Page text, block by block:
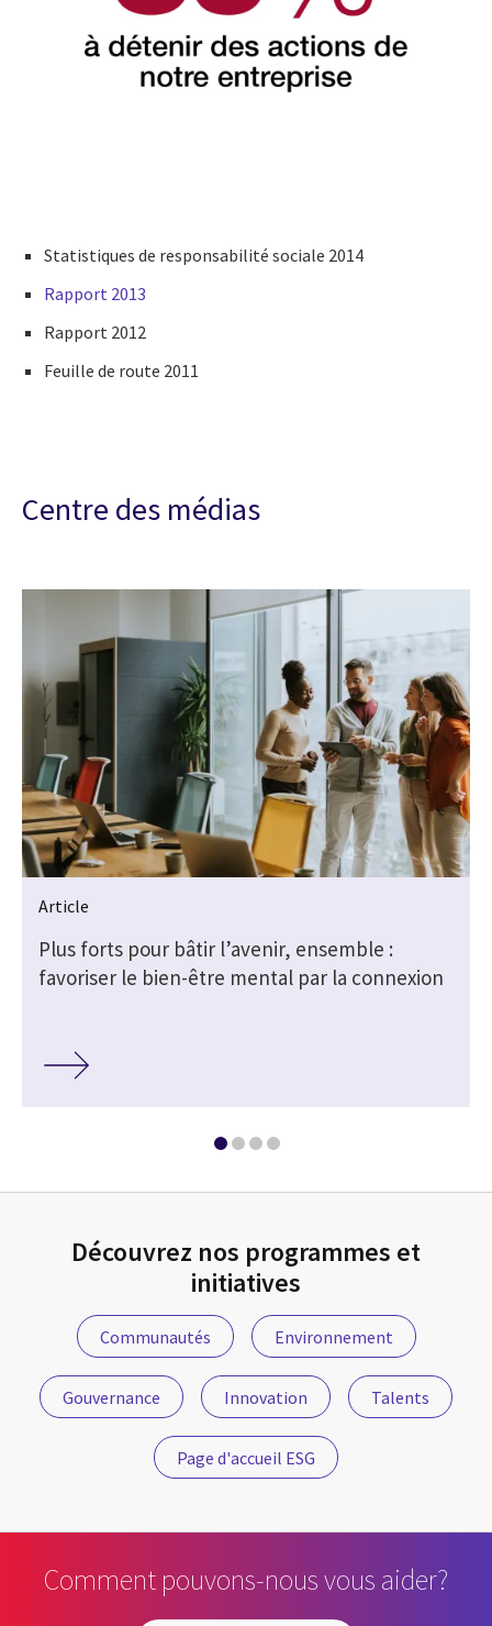
Statistiques de responsabilité sociale 2014
Rapport 2013
Rapport 2012
Feuille de route 2011
Centre des médias
Article
Plus forts pour bâtir l’avenir, ensemble :
favoriser le bien-être mental par la connexion
Découvrez nos programmes et
initiatives
Communautés Environnement
Gouvernance Innovation Talents
Page d'accueil ESG
Comment pouvons-nous vous aider?